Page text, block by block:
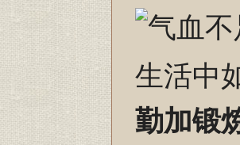
生活中
勤加锻